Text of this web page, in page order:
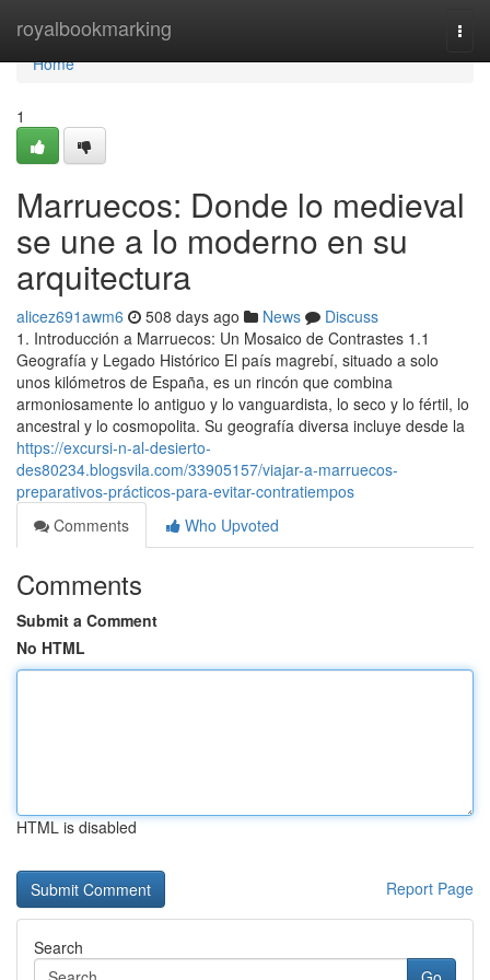
royalbookmarking
Home
Home
1
Marruecos: Donde lo medieval
se une a lo moderno en su
arquitectura
alicez691awm6 508 days ago News
Discuss
1. Introducción a Marruecos: Un Mosaico de Contrastes 1.1
Geografía y Legado Histórico El país magrebí, situado a solo
unos kilómetros de España, es un rincón que combina
armoniosamente lo antiguo y lo vanguardista, lo seco y lo fértil, lo
ancestral y lo cosmopolita. Su geografía diversa incluye desde la
https://excursi-n-al-desierto-
des80234.blogsvila.com/33905157/viajar-a-marruecos-
preparativos-prácticos-para-evitar-contratiempos
Comments
Who Upvoted
Comments
Submit a Comment
No HTML
HTML is disabled
Report Page
Search